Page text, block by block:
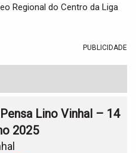
Regional do Centro da Liga
PUBLICIDADE
Lino Vinhal – 14
2025